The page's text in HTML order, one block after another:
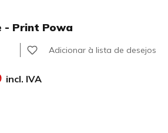
- Print Powa
do clienteAdicionar à lista de desejos
de
incl. IVA